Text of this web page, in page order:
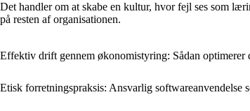
Det handler om at skabe en kultur, hvor fejl ses som
på resten af organisationen.
Effektiv drift gennem økonomistyring: Sådan optimerer
Etisk forretningspraksis: Ansvarlig softwareanvendelse